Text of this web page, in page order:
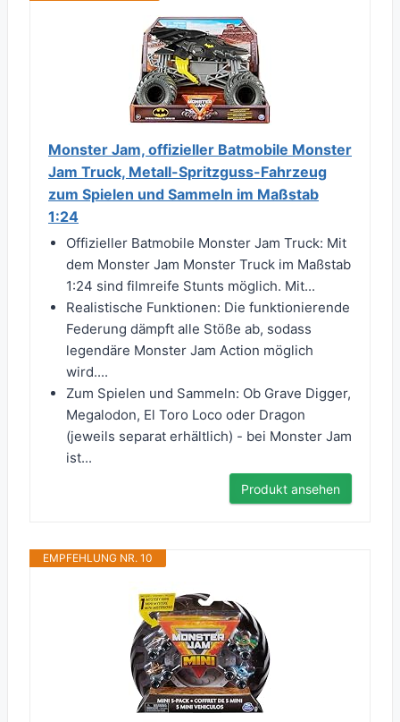
Monster Jam, offizieller Batmobile Monster
Jam Truck, Metall-Spritzguss-Fahrzeug
zum Spielen und Sammeln im Maßstab
1:24
Offizieller Batmobile Monster Jam Truck: Mit
dem Monster Jam Monster Truck im Maßstab
1:24 sind filmreife Stunts möglich. Mit...
Realistische Funktionen: Die funktionierende
Federung dämpft alle Stöße ab, sodass
legendäre Monster Jam Action möglich
wird....
Zum Spielen und Sammeln: Ob Grave Digger,
Megalodon, El Toro Loco oder Dragon
(jeweils separat erhältlich) - bei Monster Jam
ist...
Produkt ansehen
EMPFEHLUNG NR. 10